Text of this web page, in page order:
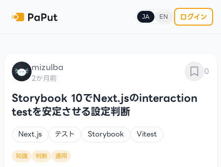
JA EN ログイン
mizulba
2か月前
0
Storybook 10でNext.jsのinteraction
testを安定させる設定判断
Next.js テスト Storybook Vitest
知識 判断 運用